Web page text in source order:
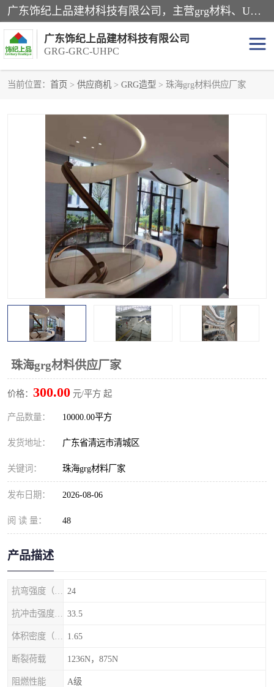
广东饰纪上品建材科技有限公司，主营grg材料、UHPC板、grc构件、uhpc幕墙板、grg厂家、grc厂家、uhpc厂家、GRG吊顶、grg石膏板、grg构件、外墙grc线条、grg造型、grg材料定制，uhpc高性能混凝土，uhpc构件，uhpc镂空挂板，grg材料生产厂家，广东grg厂家，广东grc厂家，联系方式*，2万平厂房，如果您对我公司的产品服务感兴趣，请联系我们。
广东饰纪上品建材科技有限公司
GRG-GRC-UHPC
当前位置： 首页 > 供应商机 > GRG造型 > 珠海grg材料供应厂家
珠海grg材料供应厂家
价格： 300.00 元/平方 起
产品数量： 10000.00平方
发货地址： 广东省清远市清城区
关键词： 珠海grg材料厂家
发布日期： 2026-08-06
阅 读 量： 48
产品描述
24
33.5
1.65
断裂荷载 1236N，875N
阻燃性能 A级
GRG造型 GRC厂家
GRG材料生产厂家
UHPC幕墙板 GRC树池坐凳
UHPC树池坐凳